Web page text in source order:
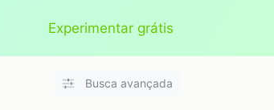
Experimentar grátis
Busca avançada